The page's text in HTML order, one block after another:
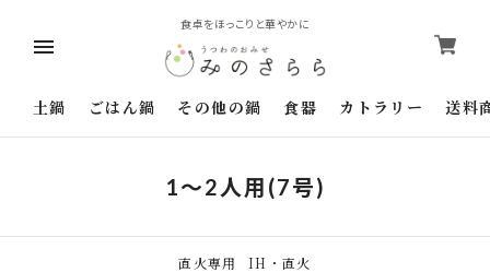
食卓をほっこりと華やかに
土鍋 ごはん鍋 その他の鍋 食器 カトラリー 送料
1～2人用(7号)
直火専用 IH・直火